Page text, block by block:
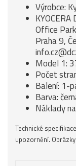
Výrobce:
Office
Praha 9,
Model 1:
Počet
Balení: 1-
Barva:
Náklady
Technické
upozornění.